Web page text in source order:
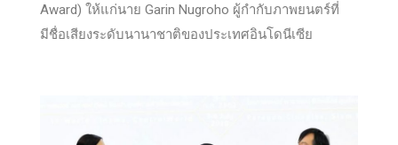
Award) ให้แก่นาย Garin Nugroho ผู้กำกับภาพยนตร์ที่
มีชื่อเสียงระดับนานาชาติของประเทศอินโดนีเซีย